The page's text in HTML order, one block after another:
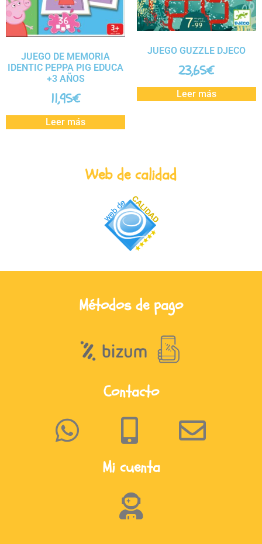
JUEGO DE MEMORIA
IDENTIC PEPPA PIG EDUCA
+3 AÑOS
11,95€
Leer más
JUEGO GUZZLE DJECO
23,65€
Leer más
Web de calidad
Métodos de pago
Contacto
Mi cuenta